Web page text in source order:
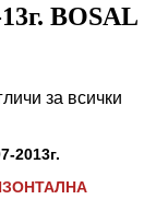
BOSAL
за всички
2013г.